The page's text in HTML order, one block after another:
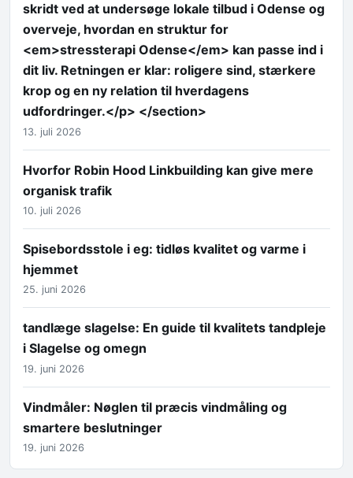
skridt ved at undersøge lokale tilbud i Odense og
overveje, hvordan en struktur for
<em>stressterapi Odense</em> kan passe ind i
dit liv. Retningen er klar: roligere sind, stærkere
krop og en ny relation til hverdagens
udfordringer.</p> </section>
13. juli 2026
Hvorfor Robin Hood Linkbuilding kan give mere
organisk trafik
10. juli 2026
Spisebordsstole i eg: tidløs kvalitet og varme i
hjemmet
25. juni 2026
tandlæge slagelse: En guide til kvalitets tandpleje
i Slagelse og omegn
19. juni 2026
Vindmåler: Nøglen til præcis vindmåling og
smartere beslutninger
19. juni 2026